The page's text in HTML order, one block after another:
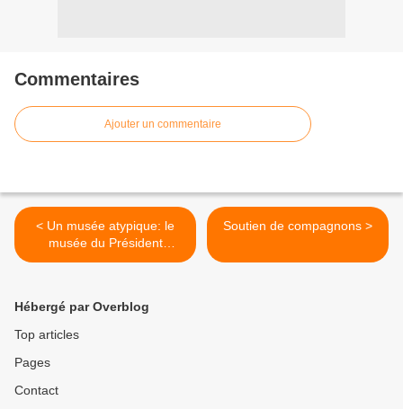
Commentaires
Ajouter un commentaire
< Un musée atypique: le
musée du Président
Jacques CHIRAC à Sarran
Soutien de compagnons >
Hébergé par Overblog
Top articles
Pages
Contact